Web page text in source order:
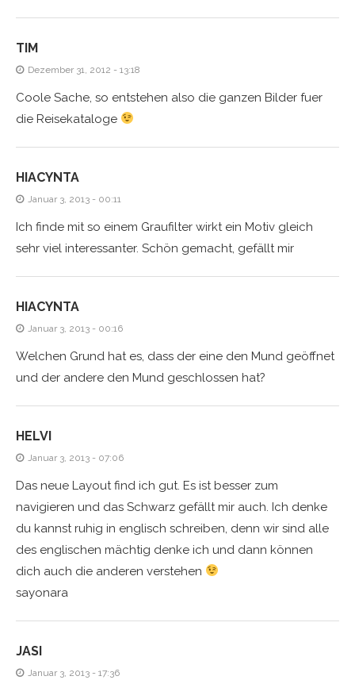
TIM
Dezember 31, 2012 - 13:18
Coole Sache, so entstehen also die ganzen Bilder fuer
die Reisekataloge
HIACYNTA
Januar 3, 2013 - 00:11
Ich finde mit so einem Graufilter wirkt ein Motiv gleich
sehr viel interessanter. Schön gemacht, gefällt mir
HIACYNTA
Januar 3, 2013 - 00:16
Welchen Grund hat es, dass der eine den Mund geöffnet
und der andere den Mund geschlossen hat?
HELVI
Januar 3, 2013 - 07:06
Das neue Layout find ich gut. Es ist besser zum
navigieren und das Schwarz gefällt mir auch. Ich denke
du kannst ruhig in englisch schreiben, denn wir sind alle
des englischen mächtig denke ich und dann können
dich auch die anderen verstehen
sayonara
JASI
Januar 3, 2013 - 17:36